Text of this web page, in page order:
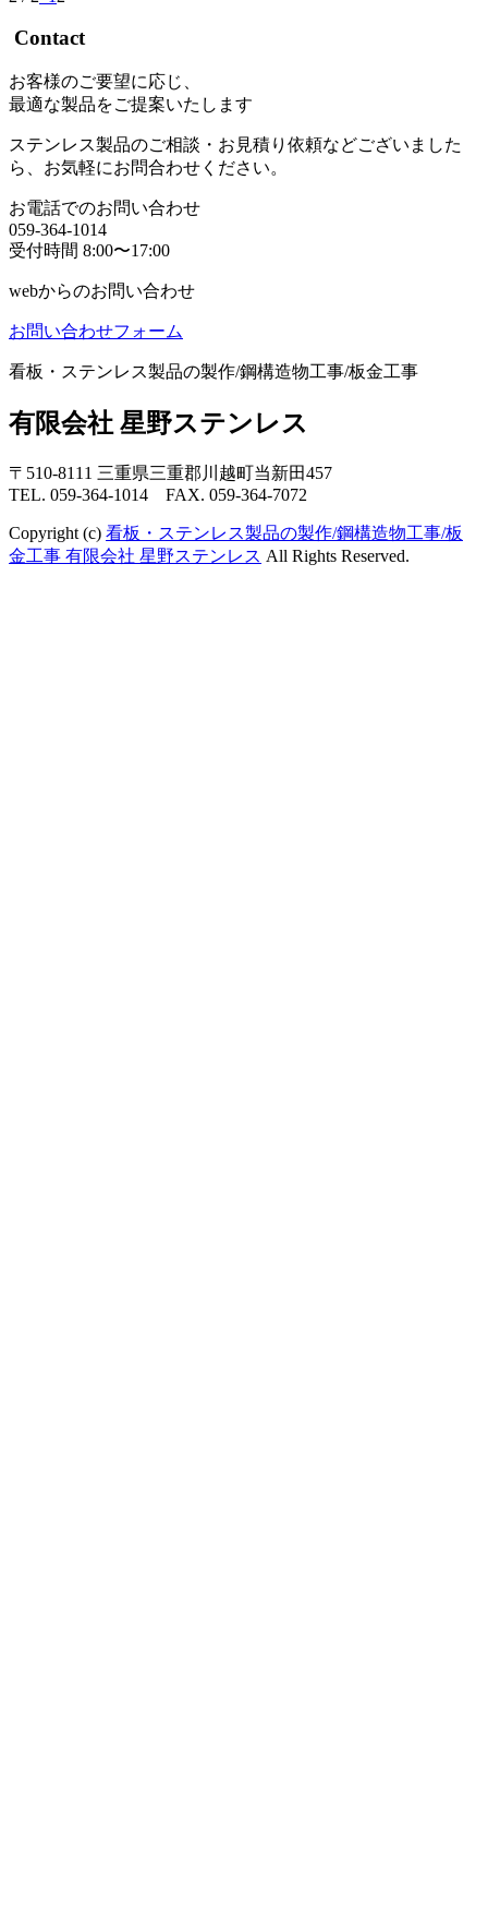
Contact
お客様のご要望に応じ、
最適な製品をご提案いたします
ステンレス製品のご相談・お見積り依頼などございました
ら、お気軽にお問合わせください。
お電話でのお問い合わせ
059-364-1014
受付時間 8:00〜17:00
webからのお問い合わせ
お問い合わせフォーム
看板・ステンレス製品の製作/鋼構造物工事/板金工事
有限会社 星野ステンレス
〒510-8111 三重県三重郡川越町当新田457
TEL. 059-364-1014 FAX. 059-364-7072
Copyright (c) 看板・ステンレス製品の製作/鋼構造物工事/板
金工事 有限会社 星野ステンレス All Rights Reserved.